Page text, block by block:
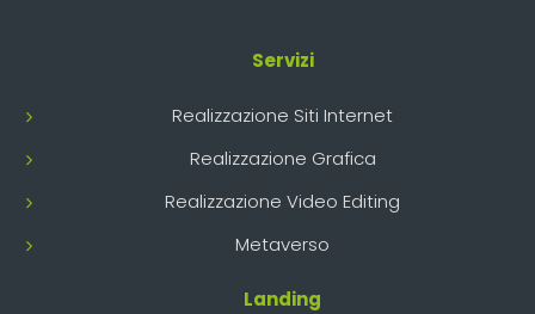
Servizi
Realizzazione Siti Internet
Realizzazione Grafica
Realizzazione Video Editing
Metaverso
Landing